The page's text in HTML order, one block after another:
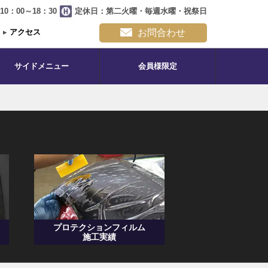
：00～18：30 定休日：第二火曜・毎週水曜・祝祭日
▸ アクセス お問合わせ
サイドメニュー 会員様限定
プロテクションフィルム
施工実績